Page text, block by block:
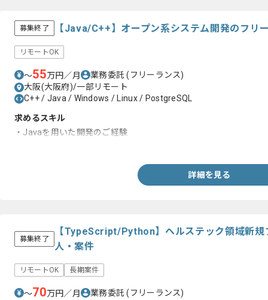
募集終了 【Java/C++】オープン系システム開発のフリ
リモートOK
〜55万円／月 業務委託(フリーランス)
大阪(大阪府)/一部リモート
C++ / Java / Windows / Linux / PostgreSQL
求めるスキル
・Javaを用いた開発のご経験
詳細を見る
募集終了
【TypeScript/Python】ヘルステック領域新規
人・案件
リモートOK 長期案件
〜70万円／月 業務委託(フリーランス)